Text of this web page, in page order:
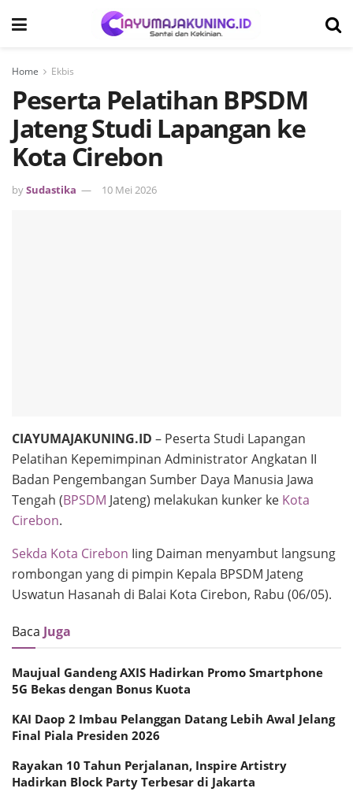
Home Ekbis
Peserta Pelatihan BPSDM
Jateng Studi Lapangan ke
Kota Cirebon
bySudastika 10 Mei 2026
CIAYUMAJAKUNING.ID – Peserta Studi Lapangan
Pelatihan Kepemimpinan Administrator Angkatan II
Badan Pengembangan Sumber Daya Manusia Jawa
Tengah (BPSDM Jateng) melakukan kunker ke Kota
Cirebon.
Sekda Kota Cirebon Iing Daiman menyambut langsung
rombongan yang di pimpin Kepala BPSDM Jateng
Uswatun Hasanah di Balai Kota Cirebon, Rabu (06/05).
Baca Juga
Maujual Gandeng AXIS Hadirkan Promo Smartphone
5G Bekas dengan Bonus Kuota
KAI Daop 2 Imbau Pelanggan Datang Lebih Awal Jelang
Final Piala Presiden 2026
Rayakan 10 Tahun Perjalanan, Inspire Artistry
Hadirkan Block Party Terbesar di Jakarta